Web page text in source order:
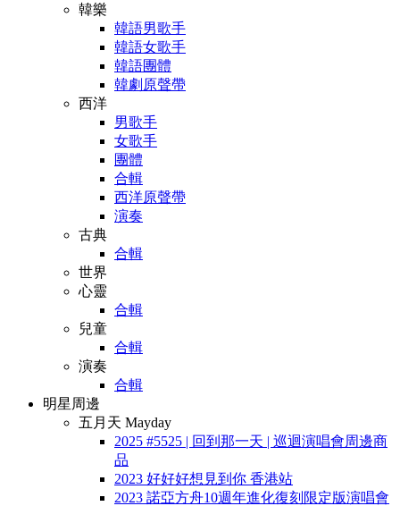
韓樂
韓語男歌手
韓語女歌手
韓語團體
韓劇原聲帶
西洋
男歌手
女歌手
團體
合輯
西洋原聲帶
演奏
古典
合輯
世界
心靈
合輯
兒童
合輯
演奏
合輯
明星周邊
五月天 Mayday
2025 #5525 | 回到那一天 | 巡迴演唱會周邊商
品
2023 好好好想見到你 香港站
2023 諾亞方舟10週年進化復刻限定版演唱會